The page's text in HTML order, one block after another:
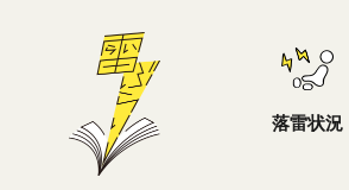
落雷状況